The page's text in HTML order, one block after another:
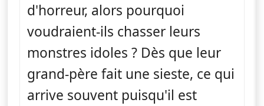
d'horreur, alors pourquoi
voudraient-ils chasser leurs
monstres idoles ? Dès que leur
grand-père fait une sieste, ce qui
arrive souvent puisqu'il est